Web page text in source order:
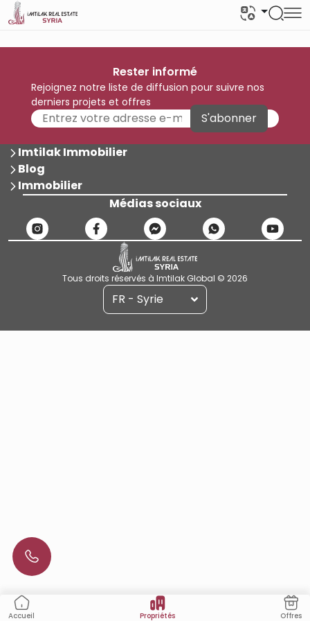
Accueil Propriétés Offres
Rester informé
Rejoignez notre liste de diffusion pour suivre nos
derniers projets et offres
S'abonner
Imtilak Immobilier
Blog
Immobilier
Médias sociaux
Tous droits réservés à Imtilak Global © 2026
FR - Syrie